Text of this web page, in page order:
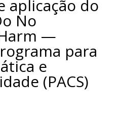
aplicação do
No
—
para
e
(PACS)